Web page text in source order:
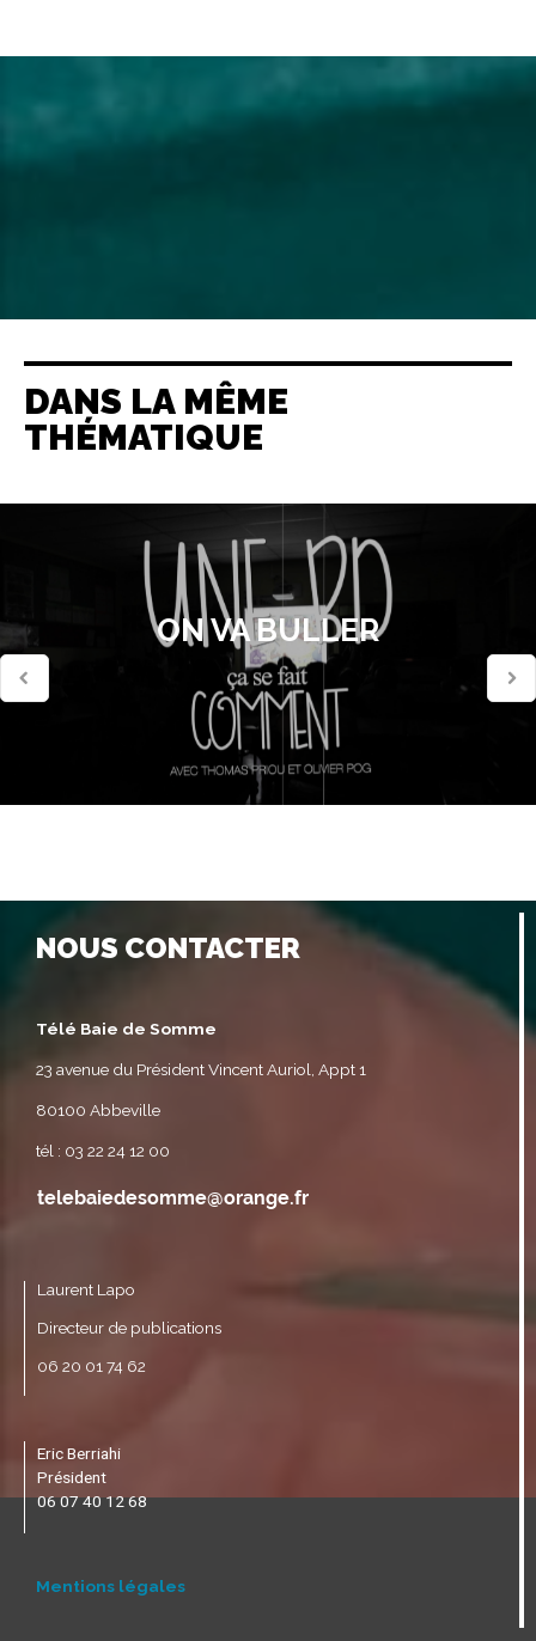
DANS LA MÊME
THÉMATIQUE
ON VA BULLER
NOUS CONTACTER
Télé Baie de Somme
23 avenue du Président Vincent Auriol, Appt 1
80100 Abbeville
tél : 03 22 24 12 00
Laurent Lapo
Directeur de publications
06 20 01 74 62
Eric Berriahi
Président
06 07 40 12 68
Mentions légales